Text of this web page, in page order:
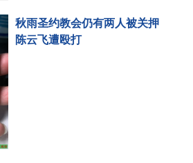
秋雨圣约教会仍有两人被关押
陈云飞遭殴打